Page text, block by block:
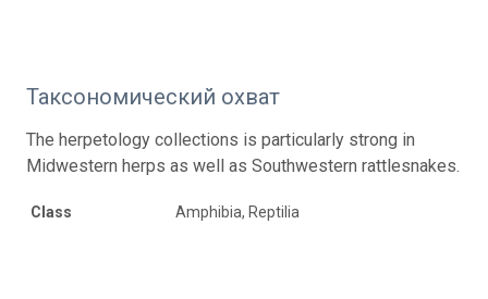
Таксономический охват
The herpetology collections is particularly strong in
Midwestern herps as well as Southwestern rattlesnakes.
Class Amphibia, Reptilia